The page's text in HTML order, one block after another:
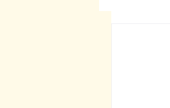
新商品